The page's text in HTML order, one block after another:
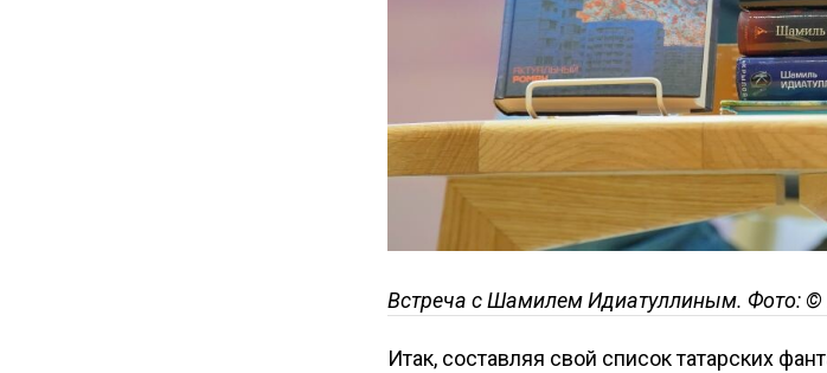
Встреча с Шамилем Идиатуллиным. Фото:
Итак, составляя свой список татарских